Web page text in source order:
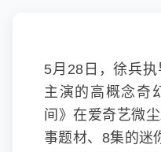
5月28日，徐兵
主演的高概念奇
间》在爱奇艺微
事题材、8集的迷